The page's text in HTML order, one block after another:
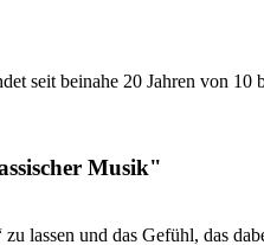
seit beinahe 20 Jahren von
Musik"
lassen und das Gefühl, das